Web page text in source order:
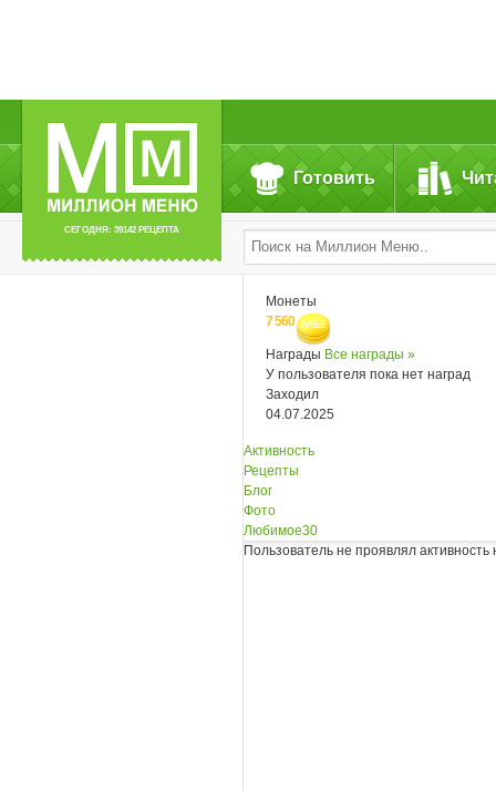
СЕГОДНЯ: 39142 РЕЦЕПТА
Готовить
Монеты
7 560
Награды Все награды »
У пользователя пока нет наград
Заходил
04.07.2025
Активность
Рецепты
Блог
Фото
Любимое30
Пользователь не проявлял активность